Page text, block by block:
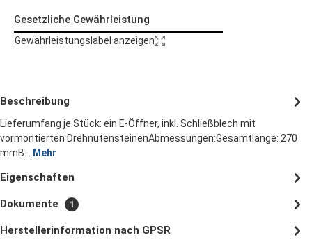
Gesetzliche Gewährleistung
Gewährleistungslabel anzeigen
Beschreibung
Lieferumfang je Stück: ein E-Öffner, inkl. Schließblech mit
vormontierten DrehnutensteinenAbmessungen:Gesamtlänge: 270
mmB…
Mehr
Eigenschaften
Dokumente 1
Herstellerinformation nach GPSR